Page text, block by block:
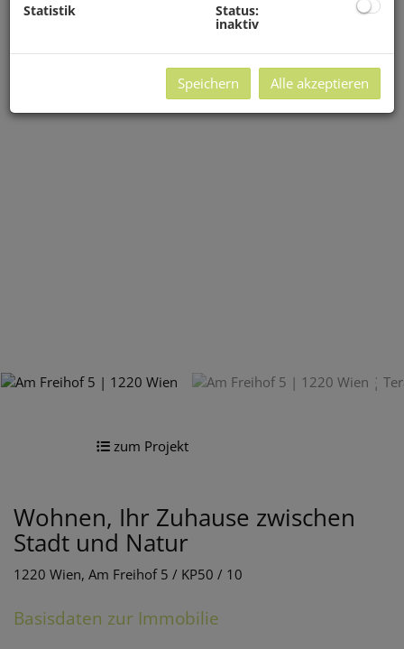
zum Projekt
Wohnen, Ihr Zuhause zwischen
Stadt und Natur
1220 Wien, Am Freihof 5 / KP50 / 10
Basisdaten zur Immobilie
Statistik Status:
inaktiv
Speichern Alle akzeptieren